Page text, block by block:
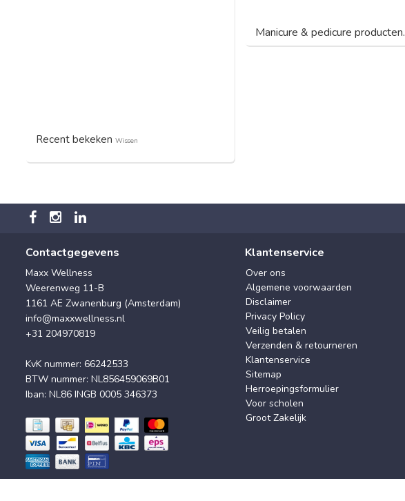
Recent bekeken Wissen
Manicure & pedicure producten.
Contactgegevens
Maxx Wellness
Weerenweg 11-B
1161 AE Zwanenburg (Amsterdam)
info@maxxwellness.nl
+31 204970819
KvK nummer: 66242533
BTW nummer: NL856459069B01
Iban: NL86 INGB 0005 346373
Klantenservice
Over ons
Algemene voorwaarden
Disclaimer
Privacy Policy
Veilig betalen
Verzenden & retourneren
Klantenservice
Sitemap
Herroepingsformulier
Voor scholen
Groot Zakelijk